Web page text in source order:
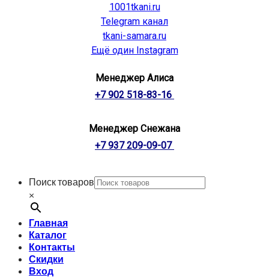
1001tkani.ru
Telegram канал
tkani-samara.ru
Ещё один Instagram
Менеджер Алиса
+7 902 518-83-16
Менеджер Снежана
+7 937 209-09-07
Поиск товаров
×
Главная
Каталог
Контакты
Скидки
Вход